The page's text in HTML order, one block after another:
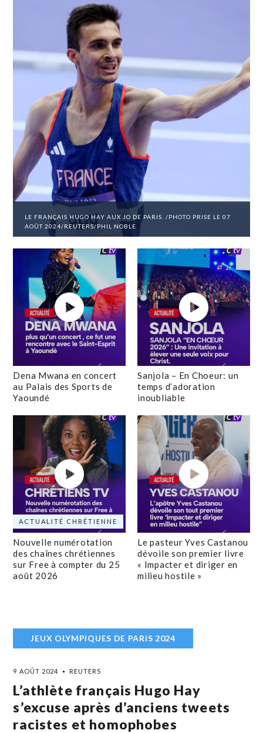
LE FRANÇAIS HUGO HAY AUX JO DE PARIS. /PHOTO PRISE LE 07
AOÛT 2024/REUTERS/PHIL NOBLE
Dena Mwana en concert
au Palais des Sports de
Yaoundé
Sanjola – En Choeur: un
temps d’adoration
inoubliable
ACTUALITÉ CHRÉTIENNE
Nouvelle numérotation
des chaînes chrétiennes
sur Free à compter du 25
août 2026
Le pasteur Yves Castanou
dévoile son premier livre
« Impacter et diriger en
milieu hostile »
JEUX OLYMPIQUES DE PARIS 2024
9 AOÛT 2024 REUTERS
L’athlète français Hugo Hay
s’excuse après d’anciens tweets
racistes et homophobes